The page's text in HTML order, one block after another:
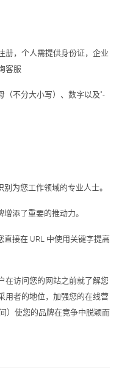
册，个人需提供身份证，企业
客服
（不分大小写）、数字以及"-
为您工作领域的专业人士。
添了重要的推动力。
接在 URL 中使用关键字提高
在访问您的网站之前就了解您
用者的地位，加强您的在线营
）使您的品牌在竞争中脱颖而